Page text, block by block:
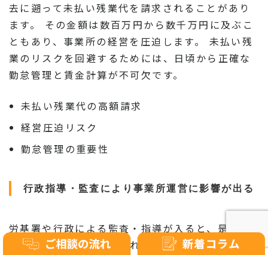
去に遡って未払い残業代を請求されることがあり
ます。 その金額は数百万円から数千万円に及ぶこ
ともあり、事業所の経営を圧迫します。 未払い残
業のリスクを回避するためには、日頃から正確な
勤怠管理と賃金計算が不可欠です。
未払い残業代の高額請求
経営圧迫リスク
勤怠管理の重要性
行政指導・監査により事業所運営に影響が出る
労基署や行政による監査・指導が入ると、是正勧
告や業務改善命令が出されることがあります。 こ